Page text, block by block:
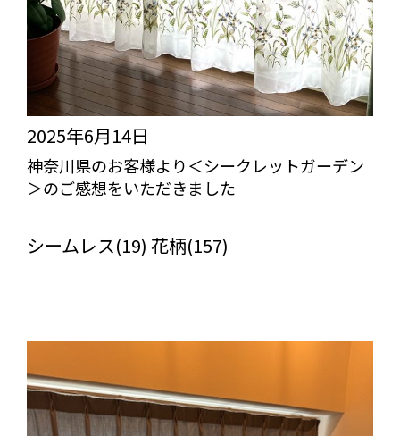
2025年6月14日
神奈川県のお客様より＜シークレットガーデン
＞のご感想をいただきました
シームレス(19) 花柄(157)